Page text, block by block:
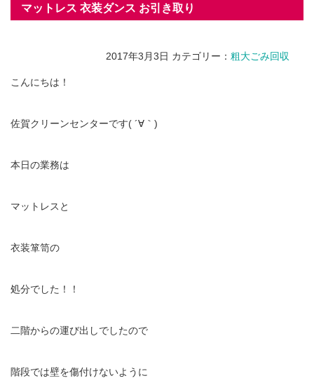
マットレス 衣装ダンス お引き取り
2017年3月3日 カテゴリー： 粗大ごみ回収
こんにちは！
佐賀クリーンセンターです( ´∀｀)
本日の業務は
マットレスと
衣装箪笥の
処分でした！！
二階からの運び出しでしたので
階段では壁を傷付けないように